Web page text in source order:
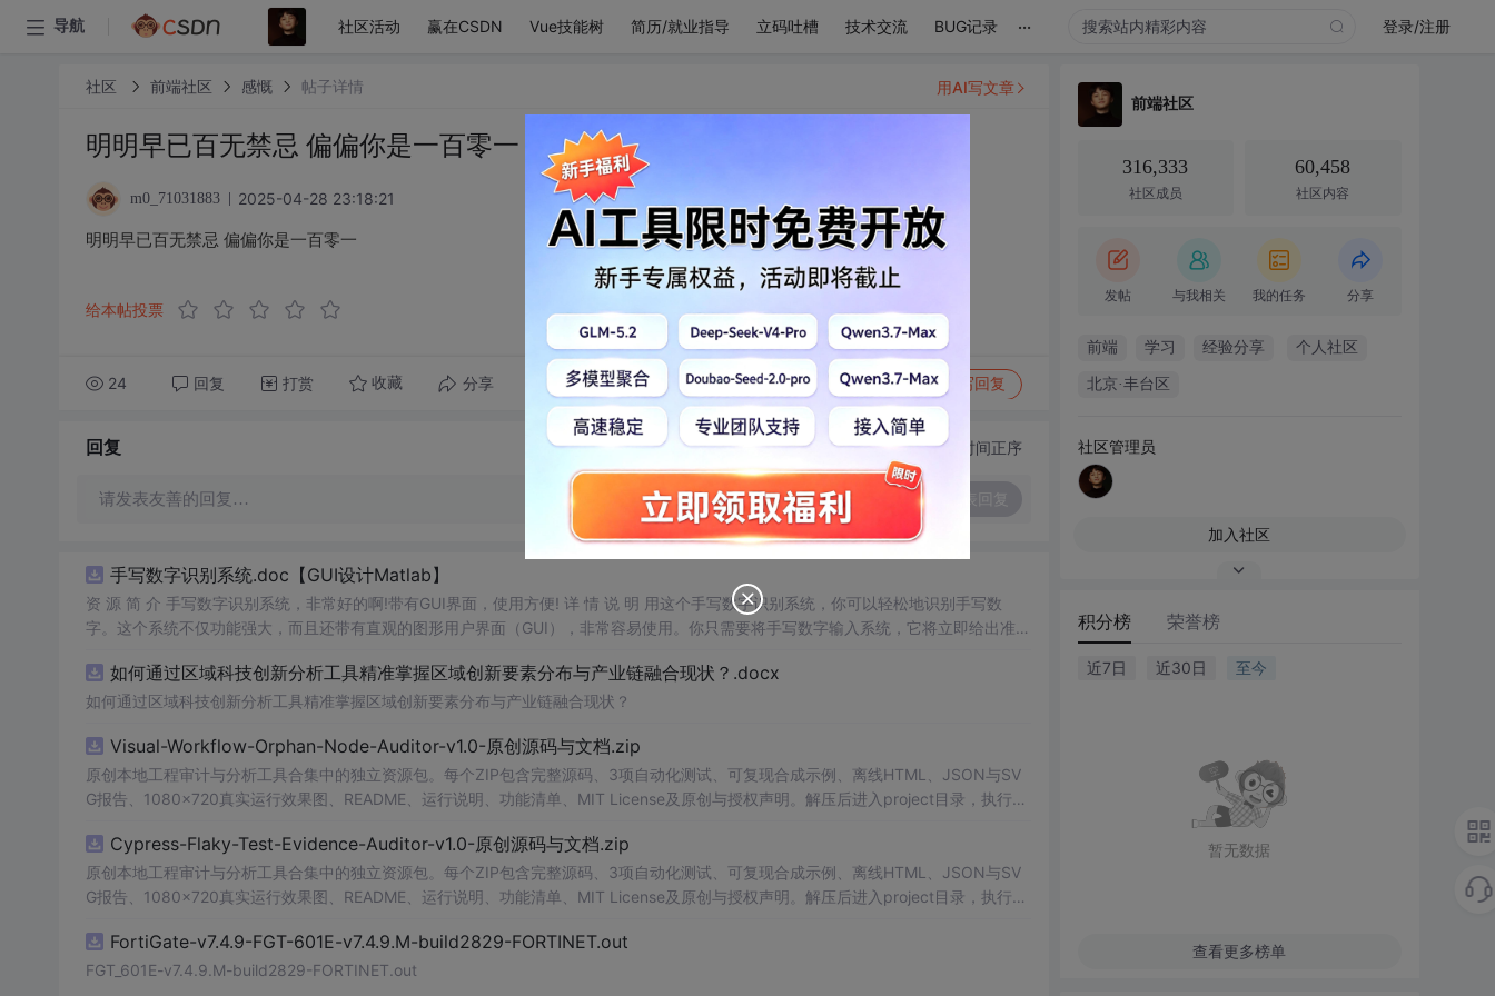
导航 社区活动 赢在CSDN Vue技能树 简历/就业指导 立码吐槽 技术交流 BUG记录 ... 登录/注册
社区 前端社区 感慨 帖子详情
明明早已百无禁忌 偏偏你是一百零一
m0_71031883 2025-04-28 23:18:21
明明早已百无禁忌 偏偏你是一百零一
给本帖投票
24 回复 打赏 收藏 分享 转发到动态 举报 写回复
用AI写文章
回复 切换为时间正序
请发表友善的回复…
手写数字识别系统.doc【GUI设计Matlab】
资 源 简 介 手写数字识别系统，非常好的啊!带有GUI界面，使用方便! 详 情 说 明 用这个手写数字识别系统，你可以轻松地识别手写数
字。这个系统不仅功能强大，而且还带有直观的图形用户界面（GUI），非常容易使用。你只需要将手写数字输入系统，它将立即给出准确
便和实用的工具，你一定会喜欢它的！
如何通过区域科技创新分析工具精准掌握区域创新要素分布与产业链融合现状？.docx
如何通过区域科技创新分析工具精准掌握区域创新要素分布与产业链融合现状？
Visual-Workflow-Orphan-Node-Auditor-v1.0-原创源码与文档.zip
原创本地工程审计与分析工具合集中的独立资源包。每个ZIP包含完整源码、3项自动化测试、可复现合成示例、离线HTML、JSON与SV
G报告、1080×720真实运行效果图、README、运行说明、功能清单、MIT License及原创与授权声明。解压后进入project目录，执行np
源码、Logo、官方截图、论文、生产日志或其他受限素材。适合前端开发、AI应用工程、测试审计和课程实践。
Cypress-Flaky-Test-Evidence-Auditor-v1.0-原创源码与文档.zip
原创本地工程审计与分析工具合集中的独立资源包。每个ZIP包含完整源码、3项自动化测试、可复现合成示例、离线HTML、JSON与SV
G报告、1080×720真实运行效果图、README、运行说明、功能清单、MIT License及原创与授权声明。解压后进入project目录，执行np
源码、Logo、官方截图、论文、生产日志或其他受限素材。适合前端开发、AI应用工程、测试审计和课程实践。
FortiGate-v7.4.9-FGT-601E-v7.4.9.M-build2829-FORTINET.out
FGT_601E-v7.4.9.M-build2829-FORTINET.out
前端社区
316,333
社区成员
60,458
社区内容
发帖 与我相关 我的任务 分享
前端 学习 经验分享 个人社区
北京·丰台区
社区管理员
加入社区
积分榜 荣誉榜
近7日 近30日 至今
暂无数据
查看更多榜单